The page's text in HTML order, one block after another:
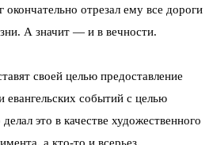
отрезал ему все дороги
А значит — и в вечности.
своей целью предоставление
евангельских событий с целью
это в качестве художественного